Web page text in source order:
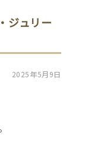
ジュリー
2025年5月9日